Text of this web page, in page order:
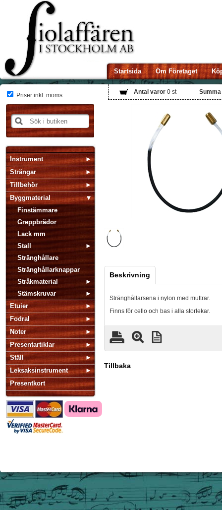
Startsida Om Företaget
Antal varor 0 st Summa
Priser inkl. moms
Instrument
Strängar
Tillbehör
Byggmaterial
Finstämmare
Greppbrädor
Lack mm
Stall
Stränghållare
Stränghållarknappar
Stråkmaterial
Stämskruvar
Etuier
Fodral
Noter
Presentartiklar
Ställ
Leksaksinstrument
Presentkort
Beskrivning
Stränghållarsena i nylon med muttrar.
Finns för cello och bas i alla storlekar.
Tillbaka